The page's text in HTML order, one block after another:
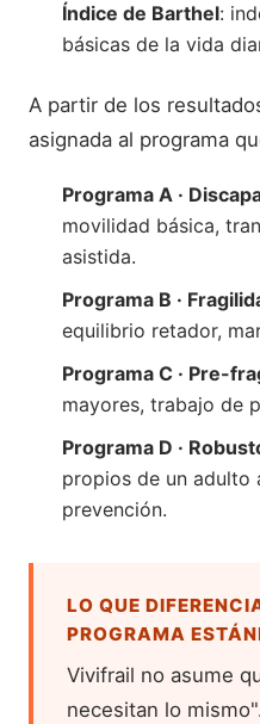
Índice de Barthel:
básicas de la vida
A partir de los
asignada al programa
Programa A ·
movilidad básica,
asistida.
Programa B ·
equilibrio retador,
Programa C · Pre-
mayores, trabajo de
Programa D ·
propios de un adulto
prevención.
LO QUE
PROGRAMA
Vivifrail no asume
necesitan lo